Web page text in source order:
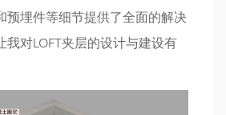
预埋件等细节提供了全面的解决
我对LOFT夹层的设计与建设有